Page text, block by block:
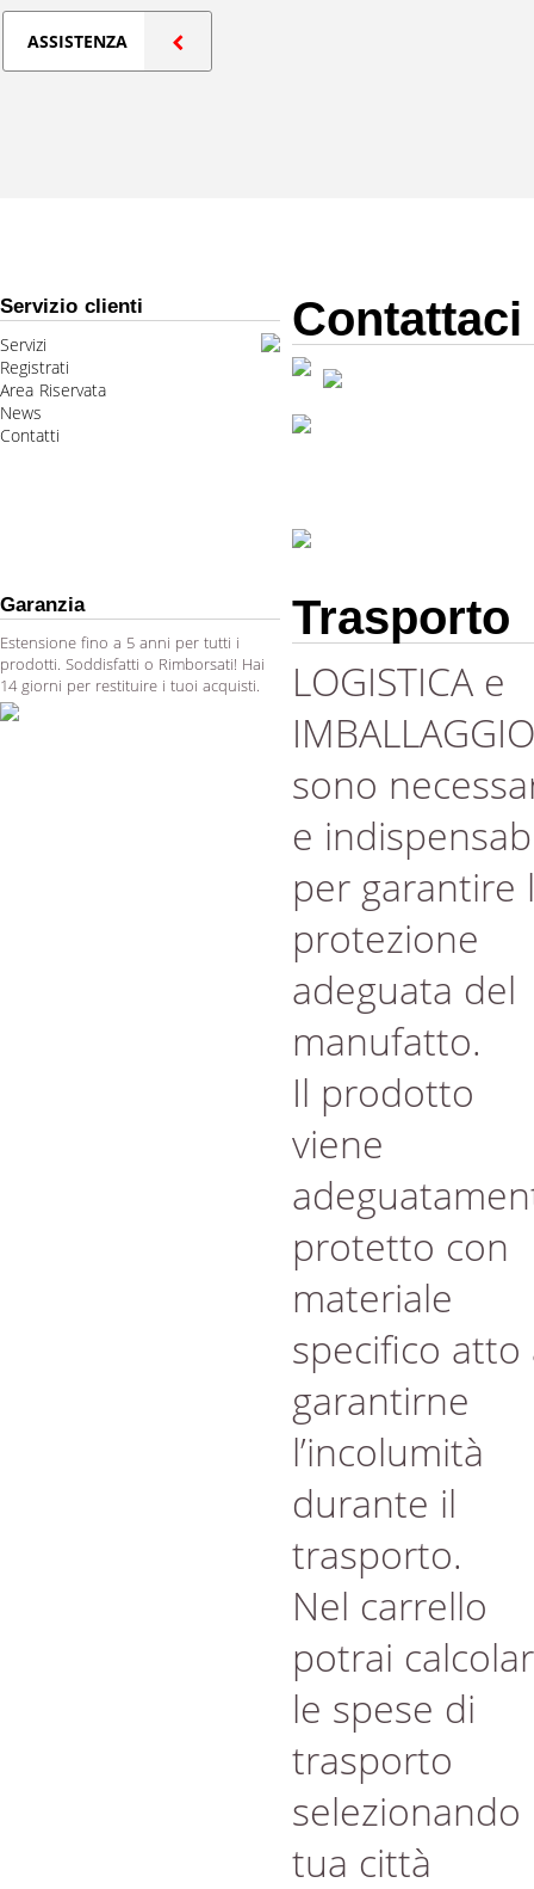
ASSISTENZA
Servizio clienti
Servizi
Registrati
Area Riservata
News
Contatti
Contattaci
Garanzia
Estensione fino a 5 anni per tutti i
prodotti. Soddisfatti o Rimborsati! Hai
14 giorni per restituire i tuoi acquisti.
Trasporto
LOGISTICA e
IMBALLAGGIO
sono
e
per garantire
protezione
adeguata del
manufatto.
Il prodotto
viene
protetto con
materiale
specifico atto
garantirne
l’incolumità
durante il
trasporto.
Nel carrello
potrai
le spese di
trasporto
selezionando
tua città